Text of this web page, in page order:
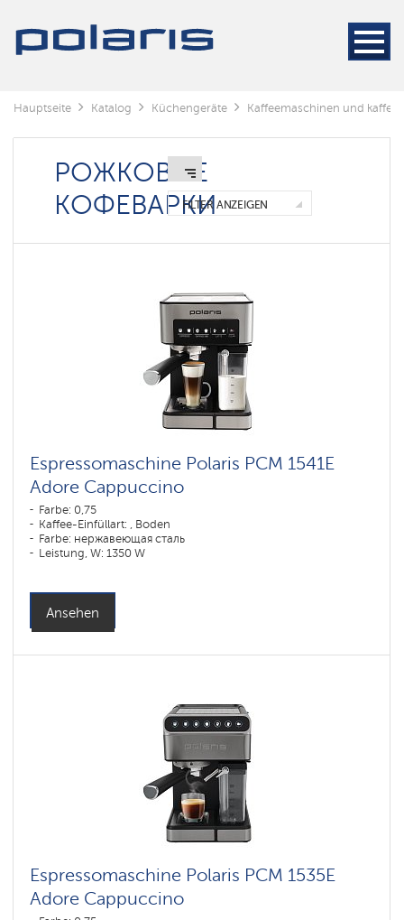
Hauptseite Katalog Küchengeräte Kaffeemaschinen und
РОЖКОВЫЕ
КОФЕВАРКИFILTER ANZEIGEN
Espressomaschine Polaris PCM 1541E
Adore Cappuccino
Farbe: 0,75
Kaffee-Einfüllart: , Boden
Farbe: нержавеющая сталь
Leistung, W: 1350 W
Ansehen
Espressomaschine Polaris PCM 1535E
Adore Cappuccino
Кофемашины
Kaffeemaschinen
Рожковые